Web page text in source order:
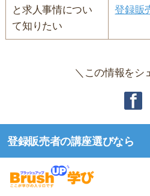
と求人事情につい
て知りたい
登録販
＼この情報をシ
登録販売者の講座選びなら